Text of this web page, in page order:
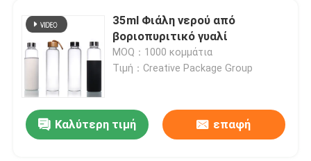
35ml Φιάλη νερού από
βοριοπυριτικό γυαλί
MOQ：1000 κομμάτια
Τιμή：Creative Package Group
Καλύτερη τιμή επαφή